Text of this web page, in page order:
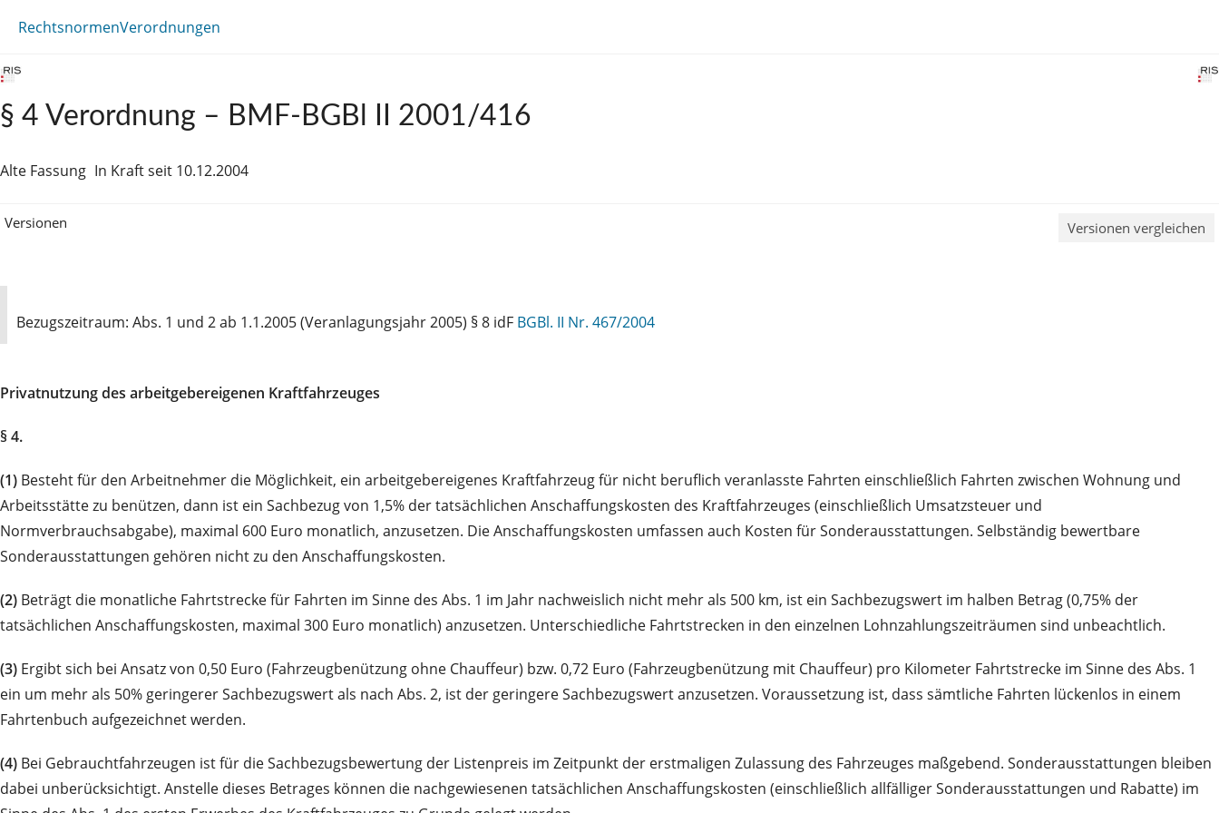
RechtsnormenVerordnungen
§ 4 Verordnung – BMF-BGBl II 2001/416
Alte Fassung In Kraft seit 10.12.2004
Versionen Versionen vergleichen
Bezugszeitraum: Abs. 1 und 2 ab 1.1.2005 (Veranlagungsjahr 2005) § 8 idF BGBl. II Nr. 467/2004
Privatnutzung des arbeitgebereigenen Kraftfahrzeuges
§ 4.
(1) Besteht für den Arbeitnehmer die Möglichkeit, ein arbeitgebereigenes Kraftfahrzeug für nicht beruflich veranlasste Fahrten einschließlich Fahrten zwischen Wohnung und
Arbeitsstätte zu benützen, dann ist ein Sachbezug von 1,5% der tatsächlichen Anschaffungskosten des Kraftfahrzeuges (einschließlich Umsatzsteuer und
Normverbrauchsabgabe), maximal 600 Euro monatlich, anzusetzen. Die Anschaffungskosten umfassen auch Kosten für Sonderausstattungen. Selbständig bewertbare
Sonderausstattungen gehören nicht zu den Anschaffungskosten.
(2) Beträgt die monatliche Fahrtstrecke für Fahrten im Sinne des Abs. 1 im Jahr nachweislich nicht mehr als 500 km, ist ein Sachbezugswert im halben Betrag (0,75% der
tatsächlichen Anschaffungskosten, maximal 300 Euro monatlich) anzusetzen. Unterschiedliche Fahrtstrecken in den einzelnen Lohnzahlungszeiträumen sind unbeachtlich.
(3) Ergibt sich bei Ansatz von 0,50 Euro (Fahrzeugbenützung ohne Chauffeur) bzw. 0,72 Euro (Fahrzeugbenützung mit Chauffeur) pro Kilometer Fahrtstrecke im Sinne des Abs. 1
ein um mehr als 50% geringerer Sachbezugswert als nach Abs. 2, ist der geringere Sachbezugswert anzusetzen. Voraussetzung ist, dass sämtliche Fahrten lückenlos in einem
Fahrtenbuch aufgezeichnet werden.
(4) Bei Gebrauchtfahrzeugen ist für die Sachbezugsbewertung der Listenpreis im Zeitpunkt der erstmaligen Zulassung des Fahrzeuges maßgebend. Sonderausstattungen bleiben
dabei unberücksichtigt. Anstelle dieses Betrages können die nachgewiesenen tatsächlichen Anschaffungskosten (einschließlich allfälliger Sonderausstattungen und Rabatte) im